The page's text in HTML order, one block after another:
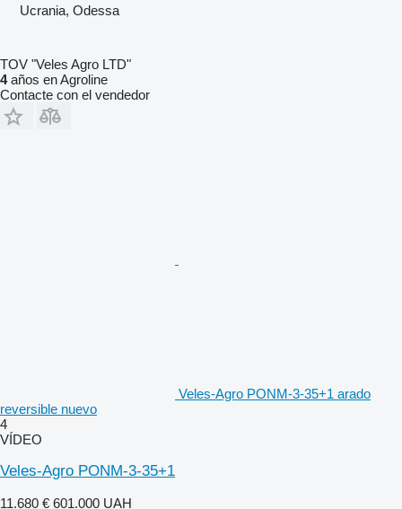
Ucrania, Odessa
TOV "Veles Agro LTD"
4años en Agroline
Contacte con el vendedor
Veles-Agro PONM-3-35+1 arado
reversible nuevo
4
VÍDEO
Veles-Agro PONM-3-35+1
11.680 € 601.000 UAH